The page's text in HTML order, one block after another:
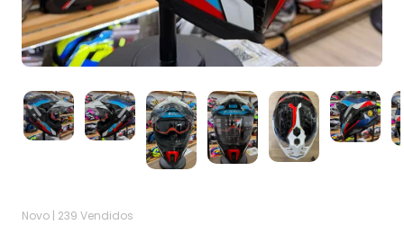
Novo | 239 Vendidos